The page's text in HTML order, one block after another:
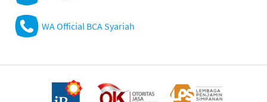
WA Official BCA Syariah